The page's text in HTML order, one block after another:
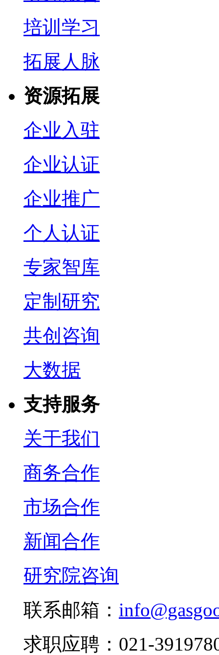
培训学习
拓展人脉
资源拓展
企业入驻
企业认证
企业推广
个人认证
专家智库
定制研究
共创咨询
大数据
支持服务
关于我们
商务合作
市场合作
新闻合作
研究院咨询
联系邮箱：
求职应聘：021-